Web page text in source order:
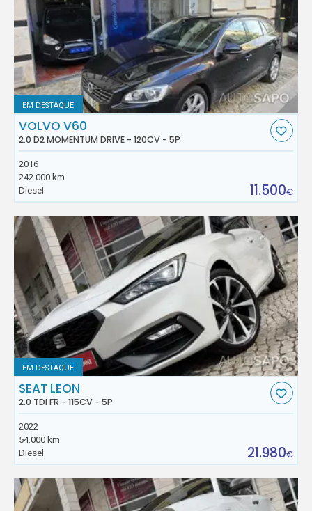
EM DESTAQUE
VOLVO V60
2.0 D2 MOMENTUM DRIVE - 120CV - 5P
2016
242.000 km
Diesel
11.500€
EM DESTAQUE
SEAT LEON
2.0 TDI FR - 115CV - 5P
2022
54.000 km
Diesel
21.980€